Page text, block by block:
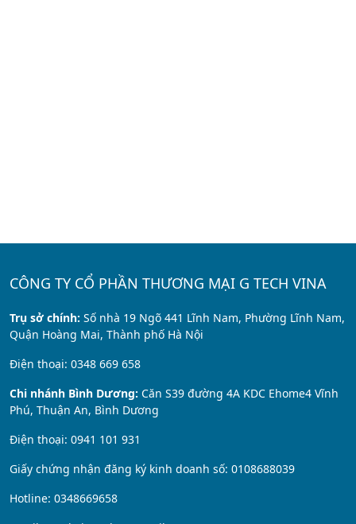
CÔNG TY CỔ PHẦN THƯƠNG MẠI G TECH VINA
Trụ sở chính: Số nhà 19 Ngõ 441 Lĩnh Nam, Phường Lĩnh Nam,
Quận Hoàng Mai, Thành phố Hà Nội
Điện thoại: 0348 669 658
Chi nhánh Bình Dương: Căn S39 đường 4A KDC Ehome4 Vĩnh
Phú, Thuận An, Bình Dương
Điện thoại: 0941 101 931
Giấy chứng nhận đăng ký kinh doanh số: 0108688039
Hotline: 0348669658